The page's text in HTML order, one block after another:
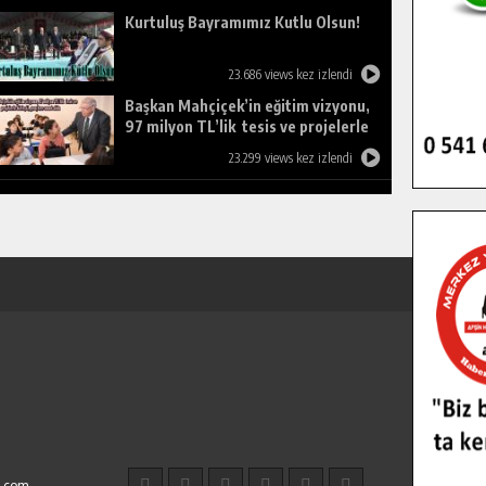
Kurtuluş Bayramımız Kutlu Olsun!
23.686 views kez izlendi
Başkan Mahçiçek’in eğitim vizyonu,
97 milyon TL’lik tesis ve projelerle
23.299 views kez izlendi